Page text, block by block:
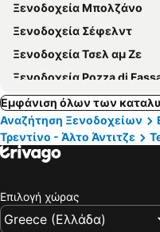
Ξενοδοχεία Μπολζάνο
Ξενοδοχεία Σέφελντ
Ξενοδοχεία Τσελ αμ Ζε
Ξενοδοχεία Pozza di
Εμφάνιση όλων των
Αναζήτηση Ξενοδοχείων
Τρεντίνο - Άλτο Άντιτζε
Επιλογή χώρας